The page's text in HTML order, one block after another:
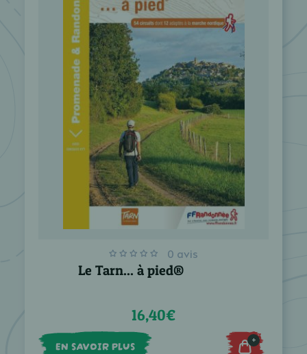
0 avis
Le Tarn... à pied®
16,40€
EN SAVOIR PLUS +